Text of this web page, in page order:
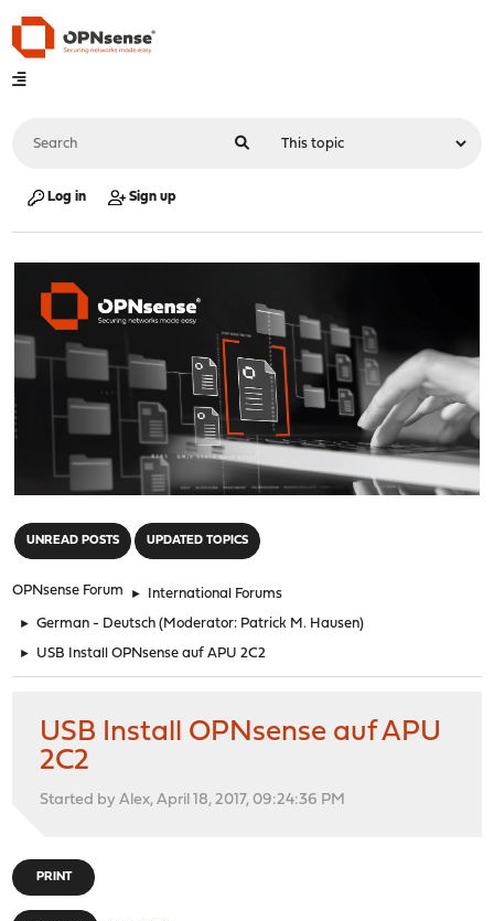
Log in Sign up
UNREAD POSTS UPDATED TOPICS
OPNsense Forum ► International Forums
► German - Deutsch (Moderator: Patrick M. Hausen)
► USB Install OPNsense auf APU 2C2
USB Install OPNsense auf APU
2C2
Started by Alex, April 18, 2017, 09:24:36 PM
PRINT